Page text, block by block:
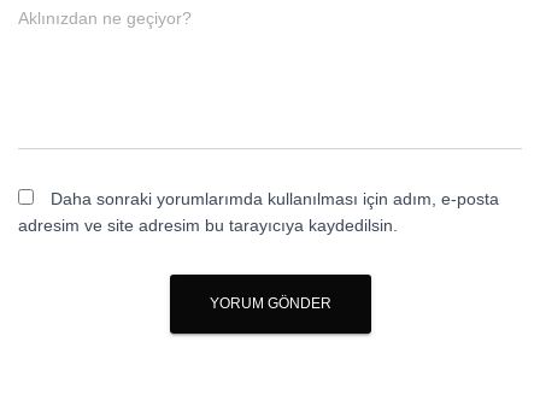
Aklınızdan ne geçiyor?
Daha sonraki yorumlarımda kullanılması için adım, e-posta
adresim ve site adresim bu tarayıcıya kaydedilsin.